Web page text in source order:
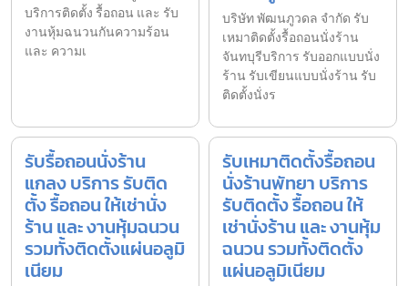
บริการติดตั้ง รื้อถอน และ รับ
งานหุ้มฉนวนกันความร้อน
และ ความเ
บริษัท พัฒนภูวดล จำกัด รับ
เหมาติดตั้งรื้อถอนนั่งร้าน
จันทบุรีบริการ รับออกแบบนั่ง
ร้าน รับเขียนแบบนั่งร้าน รับ
ติดตั้งนั่งร
รับรื้อถอนนั่งร้าน
แกลง บริการ รับติด
ตั้ง รื้อถอน ให้เช่านั่ง
ร้าน และ งานหุ้มฉนวน
รวมทั้งติดตั้งแผ่นอลูมิ
เนียม
รับเหมาติดตั้งรื้อถอน
นั่งร้านพัทยา บริการ
รับติดตั้ง รื้อถอน ให้
เช่านั่งร้าน และ งานหุ้ม
ฉนวน รวมทั้งติดตั้ง
แผ่นอลูมิเนียม